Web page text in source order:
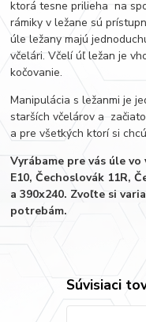
ktorá tesne prilieha na
rámiky v ležane sú
úle ležany majú
včelári. Včelí úľ ležan je
kočovanie.
Manipulácia s ležanmi je
starších včelárov a
a pre všetkých ktorí si
Vyrábame pre vás úle
E10, Čechoslovák 11R,
a 390x240. Zvoľte si
potrebám.
Súvisiaci